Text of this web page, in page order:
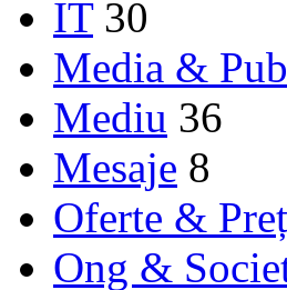
IT 30
Media &
Mediu 36
Mesaje 8
Oferte &
Ong &